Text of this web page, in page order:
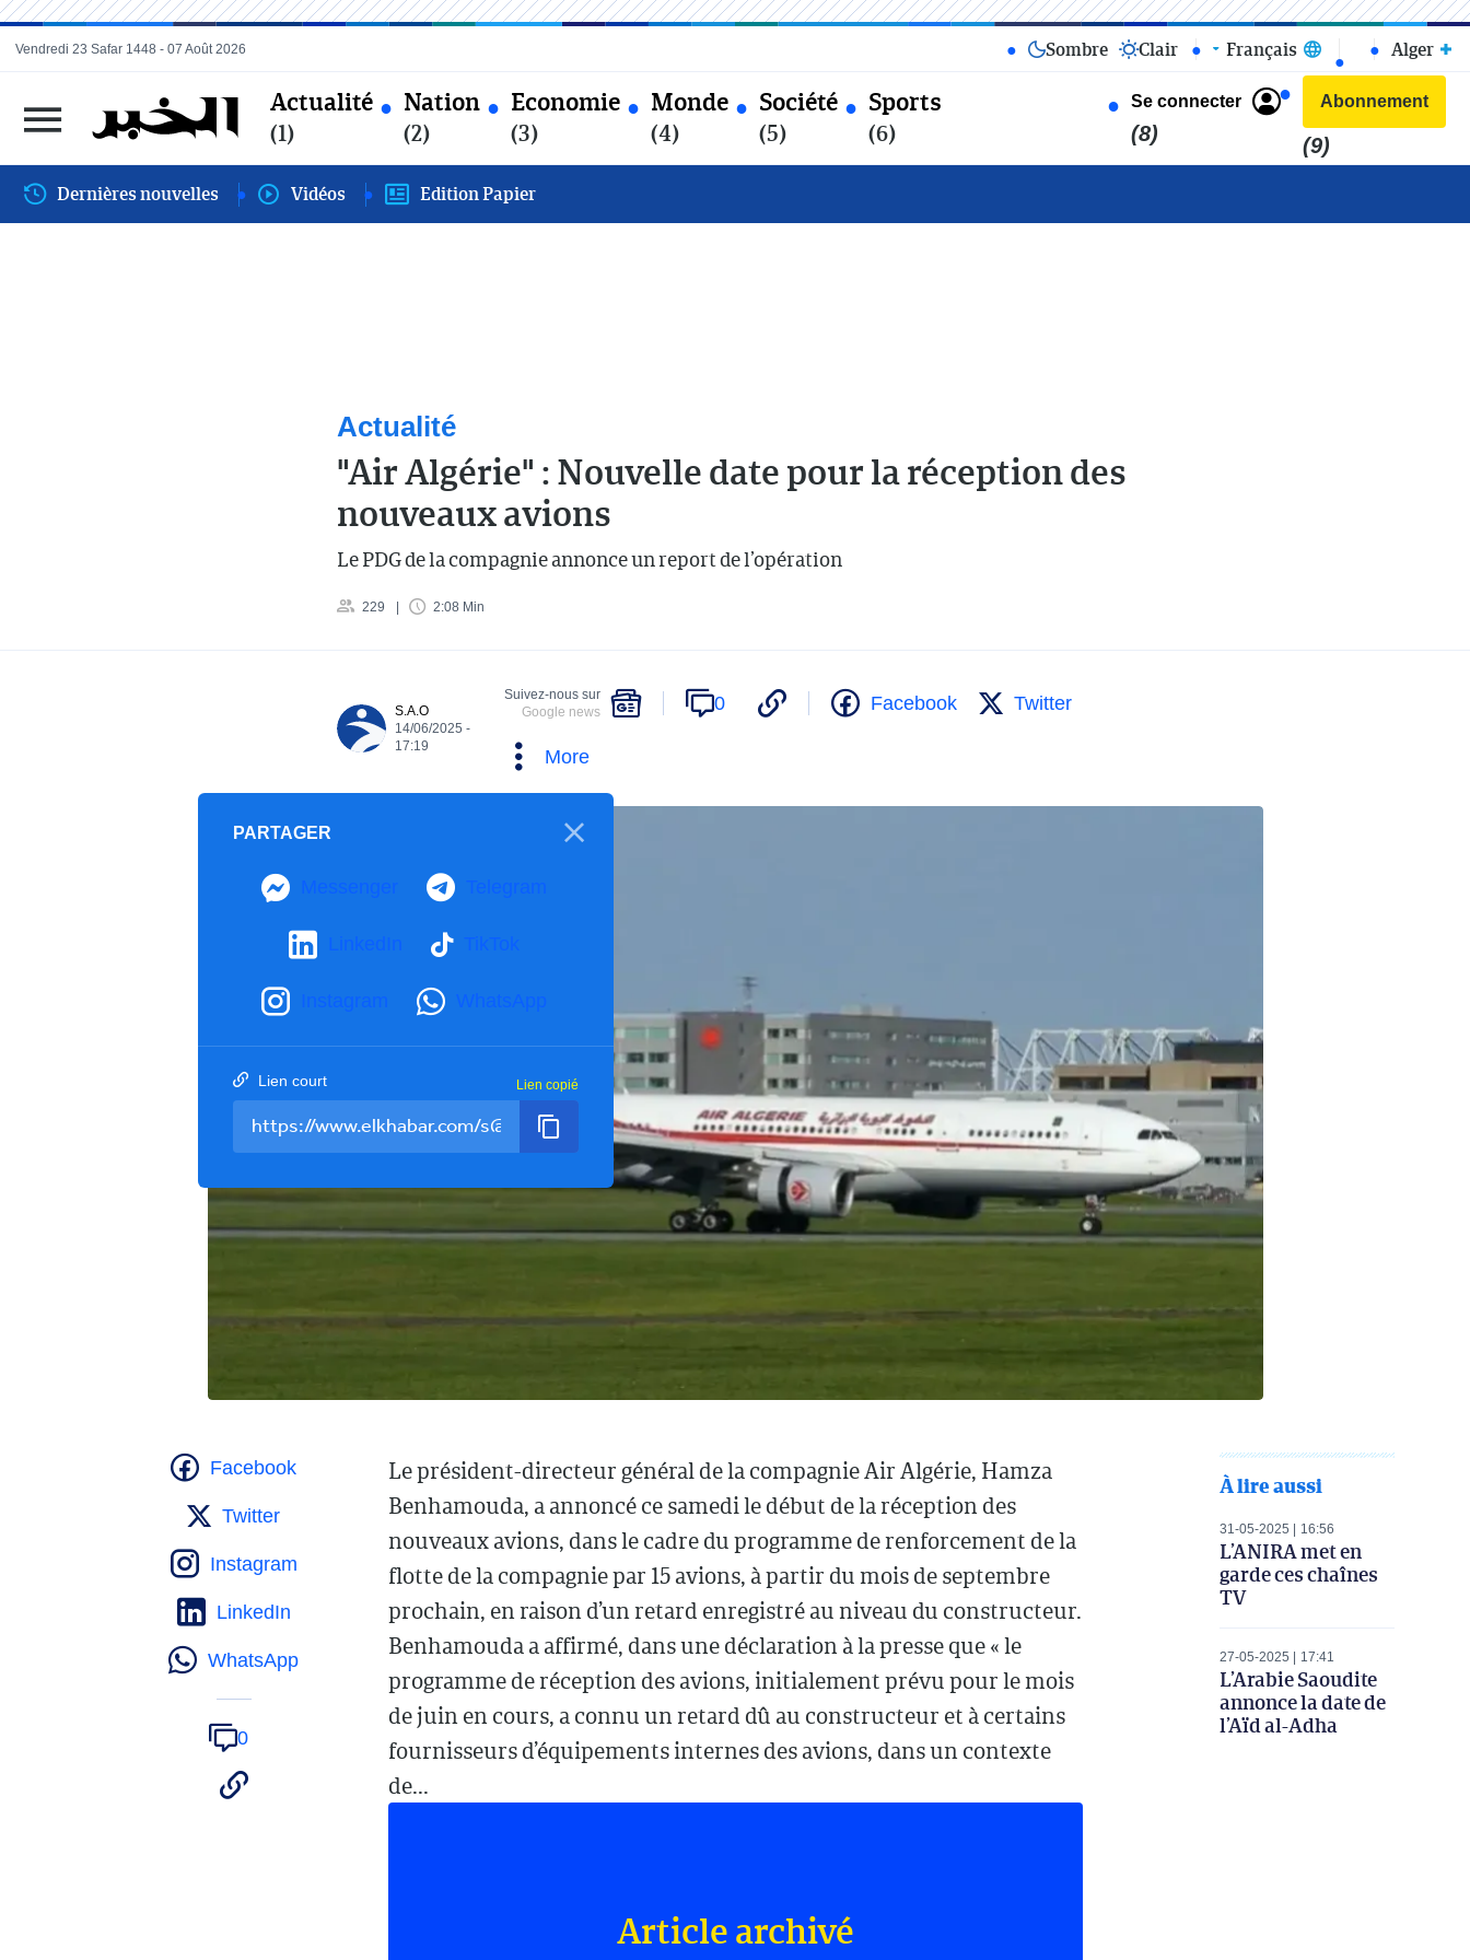
Actualité
(1)
Nation
(2)
Economie
(3)
Monde
(4)
Société
(5)
Sports
(6)
Se connecter
(8)
Abonnement
(9)
Vendredi 23 Safar 1448 - 07 Août 2026 Sombre Clair Français Alger
Dernières nouvelles Vidéos Edition Papier
Actualité
"Air Algérie" : Nouvelle date pour la réception des
nouveaux avions
Le PDG de la compagnie annonce un report de l’opération
229 2:08 Min
S.A.O
14/06/2025 -
17:19
Suivez-nous sur
Google news
0 Facebook Twitter
More
PARTAGER
Messenger Telegram
LinkedIn TikTok
Instagram WhatsApp
Lien court Lien copié
Le président-directeur général de la compagnie Air Algérie, Hamza
Benhamouda, a annoncé ce samedi le début de la réception des
nouveaux avions, dans le cadre du programme de renforcement de la
flotte de la compagnie par 15 avions, à partir du mois de septembre
prochain, en raison d’un retard enregistré au niveau du constructeur.
Benhamouda a affirmé, dans une déclaration à la presse que « le
programme de réception des avions, initialement prévu pour le mois
de juin en cours, a connu un retard dû au constructeur et à certains
fournisseurs d’équipements internes des avions, dans un contexte
de...
Article archivé
Facebook
Twitter
Instagram
LinkedIn
WhatsApp
0
À lire aussi
31-05-2025 16:56
L’ANIRA met en
garde ces chaînes
TV
27-05-2025 17:41
L’Arabie Saoudite
annonce la date de
l’Aïd al-Adha